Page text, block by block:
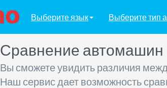
Выберите язык Выберите тип
Сравнение автомашин
Вы сможете увидить различия
Наш сервис дает возможность